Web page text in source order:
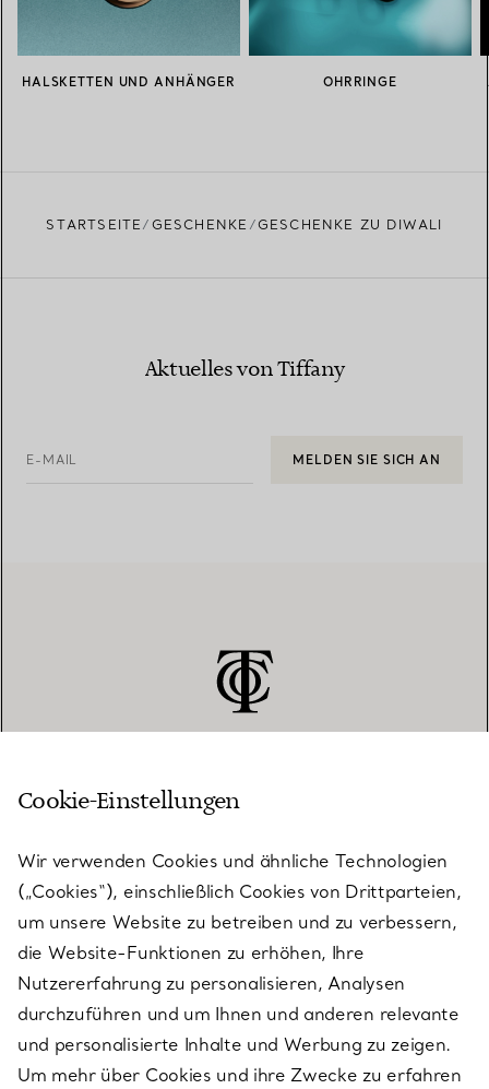
HALSKETTEN UND ANHÄNGER OHRRINGE
STARTSEITE GESCHENKE GESCHENKE ZU DIWALI
Aktuelles von Tiffany
E-MAIL MELDEN SIE SICH AN
KUNDENSERVICE
SERVICES
ÜBER TIFFANY & CO.
RECHTLICHE HINWEISE
Cookie-Einstellungen
Wir verwenden Cookies und ähnliche Technologien
(„Cookies“), einschließlich Cookies von Drittparteien,
um unsere Website zu betreiben und zu verbessern,
die Website-Funktionen zu erhöhen, Ihre
Nutzererfahrung zu personalisieren, Analysen
durchzuführen und um Ihnen und anderen relevante
und personalisierte Inhalte und Werbung zu zeigen.
Um mehr über Cookies und ihre Zwecke zu erfahren